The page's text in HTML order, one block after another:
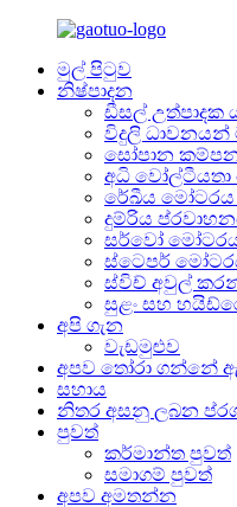
මුල් පිටුව
නිෂ්පාදන
ඩීසල් උත්පාදක
විදුලි ධාවනයන්
සෝපාන
අධි වෝල්ටීයතා
රේඛීය මෝටරය
දුම්රිය
සර්වෝ මෝටරය
ස්ටෙපර්
ස්විච් අවුල්
සුළං සහ
අපි ගැන
වැඩමුළුව
අපව තෝරා ගන්නේ
සහාය
නිතර අසනු ලබන
පුවත්
කර්මාන්ත පුවත්
සමාගම් පුවත්
අපව අමතන්න